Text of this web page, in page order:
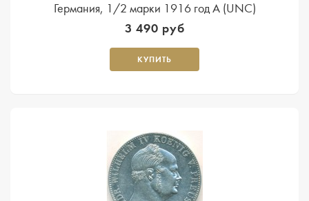
Германия, 1/2 марки 1916 год A (UNC)
3 490 руб
КУПИТЬ